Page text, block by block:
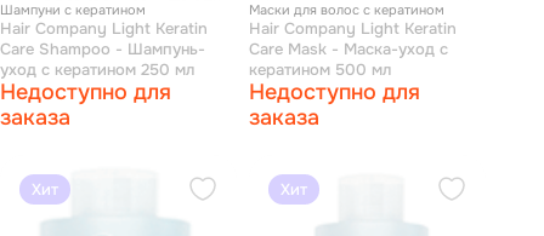
Шампуни с кератином
Hair Company Light Keratin
Care Shampoo - Шампунь-
уход с кератином 250 мл
Недоступно для
заказа
Маски для волос с кератином
Hair Company Light Keratin
Care Mask - Маска-уход с
кератином 500 мл
Недоступно для
заказа
Хит Хит